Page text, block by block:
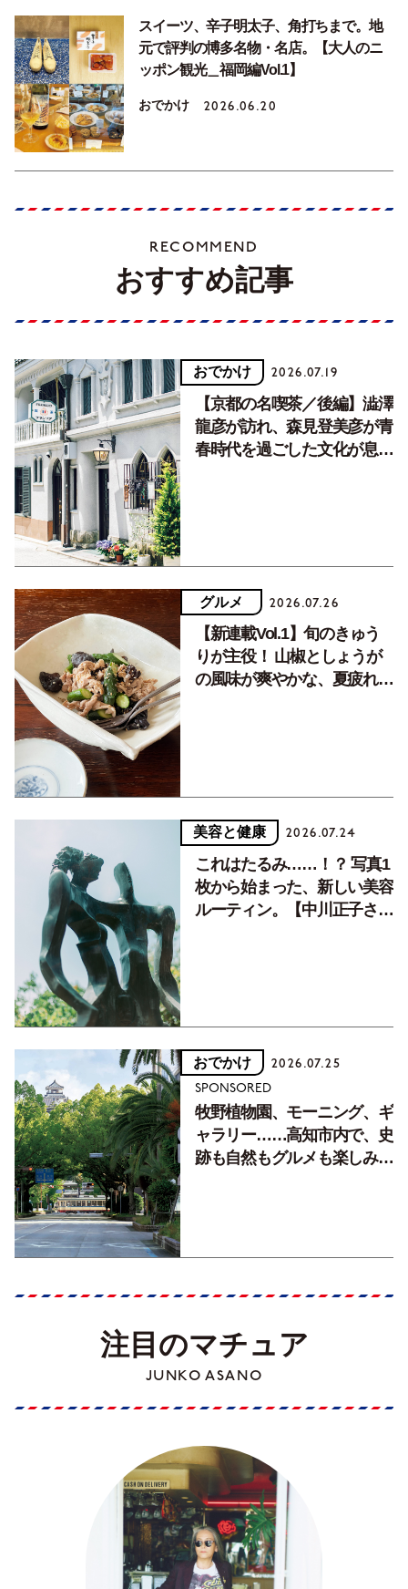
スイーツ、辛子明太子、角打ちまで。地
元で評判の博多名物・名店。【大人のニ
ッポン観光＿福岡編Vol.1】
おでかけ 2026.06.20
RECOMMEND
おすすめ記事
おでかけ 2026.07.19
【京都の名喫茶／後編】澁澤
龍彦が訪れ、森見登美彦が青
春時代を過ごした文化が息づ
グルメ 2026.07.26
【新連載Vol.1】旬のきゅう
りが主役！ 山椒としょうが
の風味が爽やかな、夏疲れを
美容と健康 2026.07.24
これはたるみ……！？ 写真1
枚から始まった、新しい美容
ルーティン。【中川正子さん
おでかけ 2026.07.25
SPONSORED
牧野植物園、モーニング、ギ
ャラリー……高知市内で、史
跡も自然もグルメも楽しみ尽
注目のマチュア
JUNKO ASANO